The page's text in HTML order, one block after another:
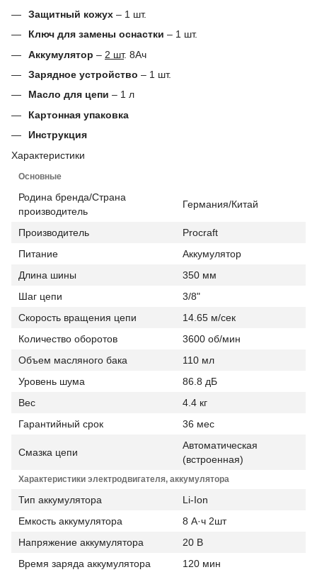
Защитный кожух – 1 шт.
Ключ для замены оснастки – 1 шт.
Аккумулятор – 2 шт. 8Ач
Зарядное устройство – 1 шт.
Масло для цепи – 1 л
Картонная упаковка
Инструкция
Характеристики
Основные
Родина бренда/Страна
производитель
Германия/Китай
Производитель
Procraft
Питание
Аккумулятор
Длина шины
350 мм
Шаг цепи
3/8"
Скорость вращения цепи
14.65 м/сек
Количество оборотов
3600 об/мин
Объем масляного бака
110 мл
Уровень шума
86.8 дБ
Вес
4.4 кг
Гарантийный срок
36 мес
Смазка цепи
Автоматическая
(встроенная)
Характеристики электродвигателя, аккумулятора
Тип аккумулятора
Li-Ion
Емкость аккумулятора
8 А·ч 2шт
Напряжение аккумулятора
20 В
Время заряда аккумулятора
120 мин